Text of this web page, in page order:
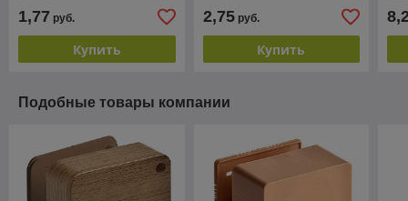
1,77 руб.
Купить
2,75руб.
Купить
Подобные товары компании